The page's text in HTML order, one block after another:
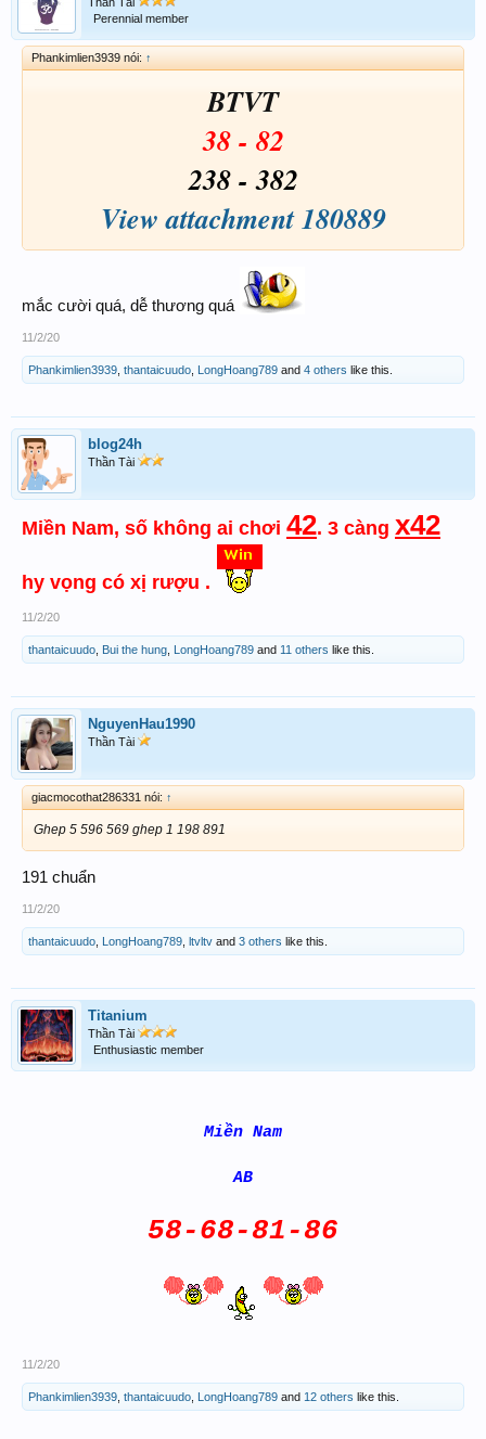
Perennial member
Phankimlien3939 nói: ↑
BTVT
38 - 82
238 - 382
View attachment 180889
mắc cười quá, dễ thương quá
11/2/20
Phankimlien3939 thantaicuudo LongHoang789 and 4 others like this.
blog24h
Thần Tài
Miền Nam, số không ai chơi 42. 3 càng x42
hy vọng có xị rượu .
11/2/20
thantaicuudo Bui the hung LongHoang789 and 11 others like this.
NguyenHau1990
Thần Tài
giacmocothat286331 nói: ↑
Ghep 5 596 569 ghep 1 198 891
191 chuẩn
11/2/20
thantaicuudo LongHoang789 ltvltv and 3 others like this.
Titanium
Thần Tài
Enthusiastic member
Miền Nam
AB
58-68-81-86
11/2/20
Phankimlien3939 thantaicuudo LongHoang789 and 12 others like this.